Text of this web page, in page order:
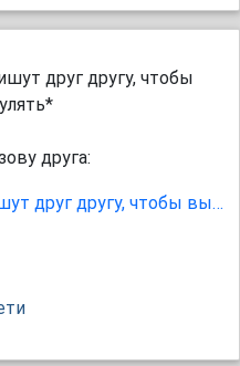
друг другу, чтобы
друга: